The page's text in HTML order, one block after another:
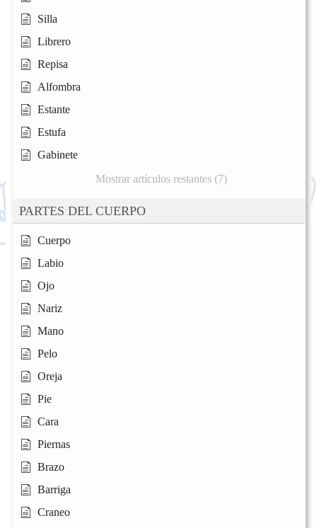
Silla
Librero
Repisa
Alfombra
Estante
Estufa
Gabinete
Mostrar artículos restantes (7)
PARTES DEL CUERPO
Cuerpo
Labio
Ojo
Nariz
Mano
Pelo
Oreja
Pie
Cara
Piernas
Brazo
Barriga
Craneo